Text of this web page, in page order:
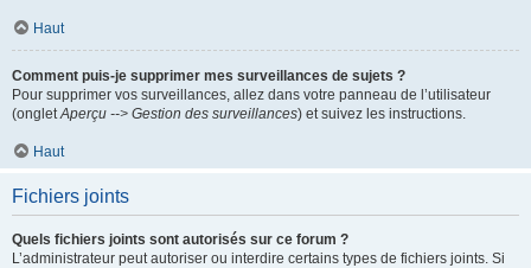
Haut
Comment puis-je supprimer mes surveillances de sujets ?
Pour supprimer vos surveillances, allez dans votre panneau de l’utilisateur
(ongletAperçu --> Gestion des surveillances) et suivez les instructions.
Haut
Fichiers joints
Quels fichiers joints sont autorisés sur ce forum ?
L’administrateur peut autoriser ou interdire certains types de fichiers joints. Si